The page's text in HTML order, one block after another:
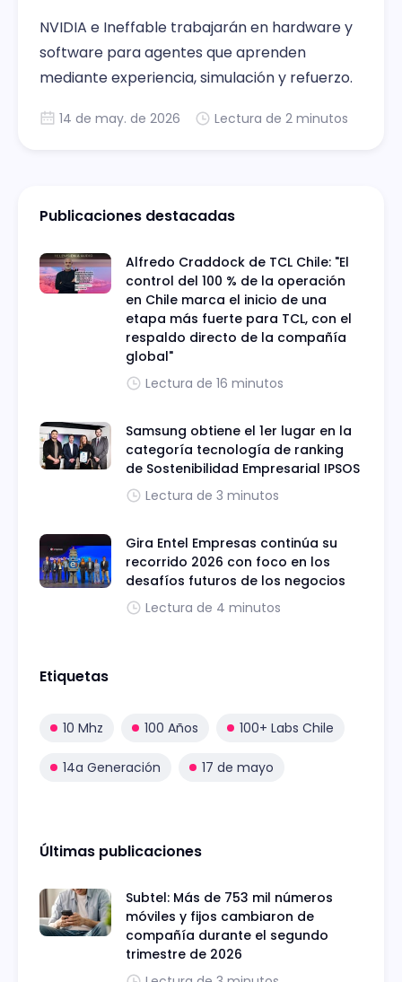
NVIDIA e Ineffable trabajarán en hardware y
software para agentes que aprenden
mediante experiencia, simulación y refuerzo.
14 de may. de 2026 Lectura de 2 minutos
Publicaciones destacadas
Alfredo Craddock de TCL Chile: "El
control del 100 % de la operación
en Chile marca el inicio de una
etapa más fuerte para TCL, con el
respaldo directo de la compañía
global"
Lectura de 16 minutos
Samsung obtiene el 1er lugar en la
categoría tecnología de ranking
de Sostenibilidad Empresarial IPSOS
Lectura de 3 minutos
Gira Entel Empresas continúa su
recorrido 2026 con foco en los
desafíos futuros de los negocios
Lectura de 4 minutos
Etiquetas
10 Mhz 100 Años 100+ Labs Chile
14a Generación 17 de mayo
Últimas publicaciones
Subtel: Más de 753 mil números
móviles y fijos cambiaron de
compañía durante el segundo
trimestre de 2026